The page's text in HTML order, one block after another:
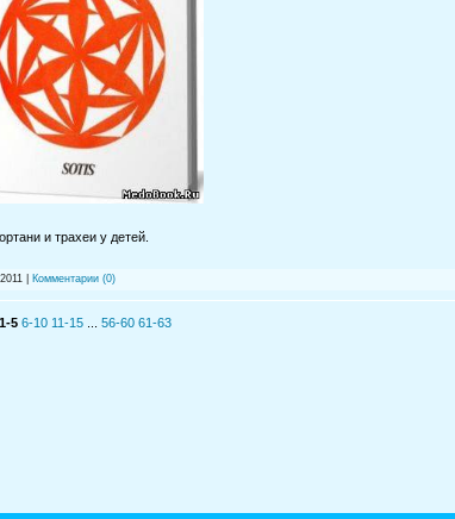
и трахеи у детей.
Комментарии (0)
1-5 6-10 11-15 56-60 61-63